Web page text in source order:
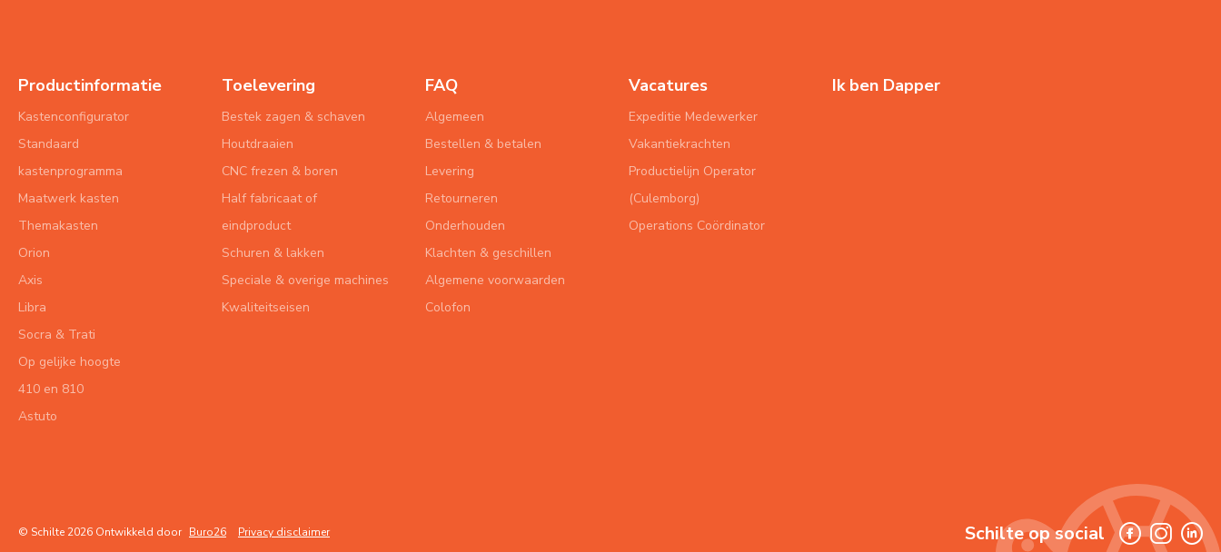
Productinformatie
Kastenconfigurator
Standaard
kastenprogramma
Maatwerk kasten
Themakasten
Orion
Axis
Libra
Socra & Trati
Op gelijke hoogte
410 en 810
Astuto
Toelevering
Bestek zagen & schaven
Houtdraaien
CNC frezen & boren
Half fabricaat of
eindproduct
Schuren & lakken
Speciale & overige machines
Kwaliteitseisen
FAQ
Algemeen
Bestellen & betalen
Levering
Retourneren
Onderhouden
Klachten & geschillen
Algemene voorwaarden
Colofon
Vacatures
Expeditie Medewerker
Vakantiekrachten
Productielijn Operator
(Culemborg)
Operations Coördinator
Ik ben Dapper
© Schilte 2026 Ontwikkeld door Buro26 Privacy disclaimer Schilte op social